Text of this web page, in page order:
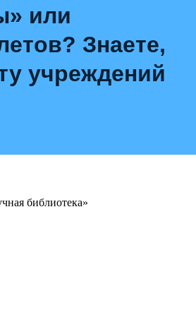
или
Знаете,
учреждений
библиотека»